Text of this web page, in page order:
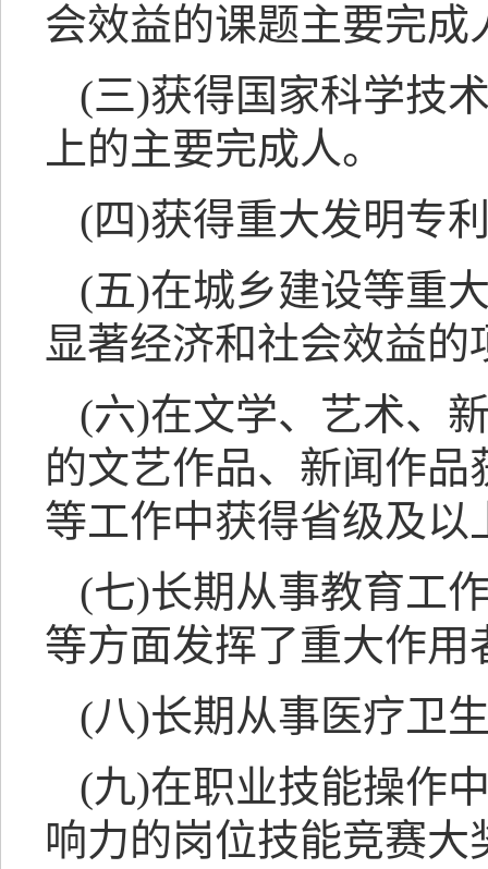
会效益的课题主要完成
(三)获得国家科学技
上的主要完成人。
(四)获得重大发明专
(五)在城乡建设等重
显著经济和社会效益
(六)在文学、艺术、
的文艺作品、新闻作
等工作中获得省级及
(七)长期从事教育工
等方面发挥了重大作用
(八)长期从事医疗卫
(九)在职业技能操作
响力的岗位技能竞赛